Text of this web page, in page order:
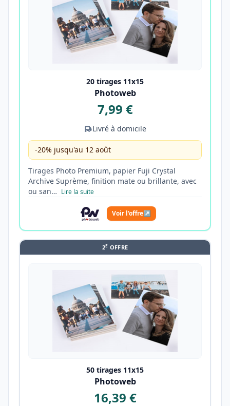
20 tirages 11x15
Photoweb
7,99 €
Livré à domicile
-20% jusqu'au 12 août
Tirages Photo Premium, papier Fuji Crystal
Archive Suprème, finition mate ou brillante, avec
ou san… Lire la suite
Voir l'offre↗
2E OFFRE
50 tirages 11x15
Photoweb
16,39 €